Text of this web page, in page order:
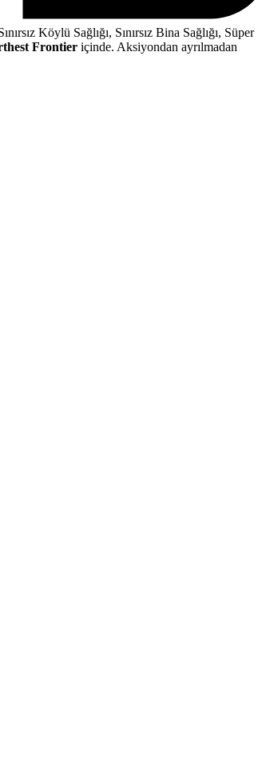
Köylü Sağlığı, Sınırsız Bina Sağlığı, Süper
Frontier içinde. Aksiyondan ayrılmadan